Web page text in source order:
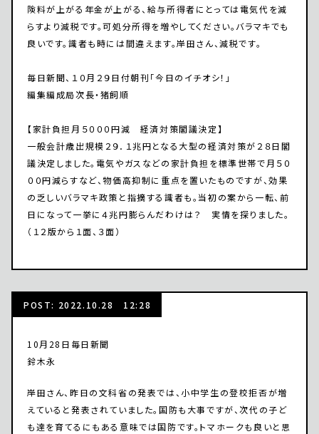
険料が上がる年金が上がる、給与所得者にとっては電気代を減
らすより減税です。可処分所得を増やしてください。バラマキでも
良いです。識者も時には間違えます。岸田さん、減税です。
毎日新聞、１０月２９日付朝刊「今日のイチオシ！」
編集編成局次長・猪飼順
【家計負担月５０００円減 経済対策閣議決定】
一般会計歳出規模２９．１兆円となる大型の経済対策が２８日閣
議決定しました。電気やガスなどの家計負担を標準世帯で月５０
００円減らすなど、物価高抑制に重点を置いたものですが、効果
の乏しいバラマキ政策と指摘する識者も。当初の案から一転、前
日になって一挙に４兆円膨らんだわけは？ 実情を探りました。
（１２版から１面、３面）
POST: 2022.10.28 12:28
10月28日毎日新聞
鈴木永
岸田さん、昨日の文科省の発表では、小中学生の登校拒否が増
えていると発表されていました。国防も大事ですが、次代の子ど
も達を育てるにもある意味では国防です。トマホークも良いと思